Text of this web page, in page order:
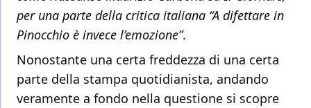
per una parte della critica italiana “A difettare in
Pinocchio è invece l’emozione”.
Nonostante una certa freddezza di una certa
parte della stampa quotidianista, andando
veramente a fondo nella questione si scopre